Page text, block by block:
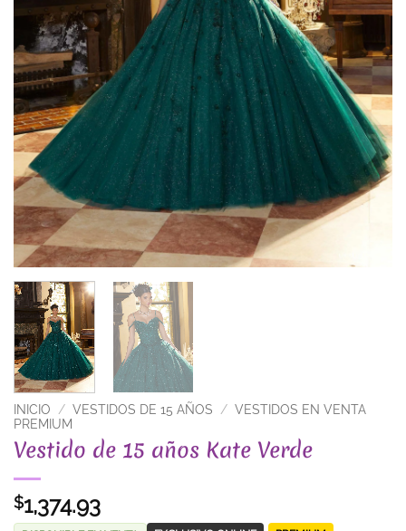
INICIO / VESTIDOS DE 15 AÑOS / VESTIDOS EN VENTA
PREMIUM
Vestido de 15 años Kate Verde
$1,374.93